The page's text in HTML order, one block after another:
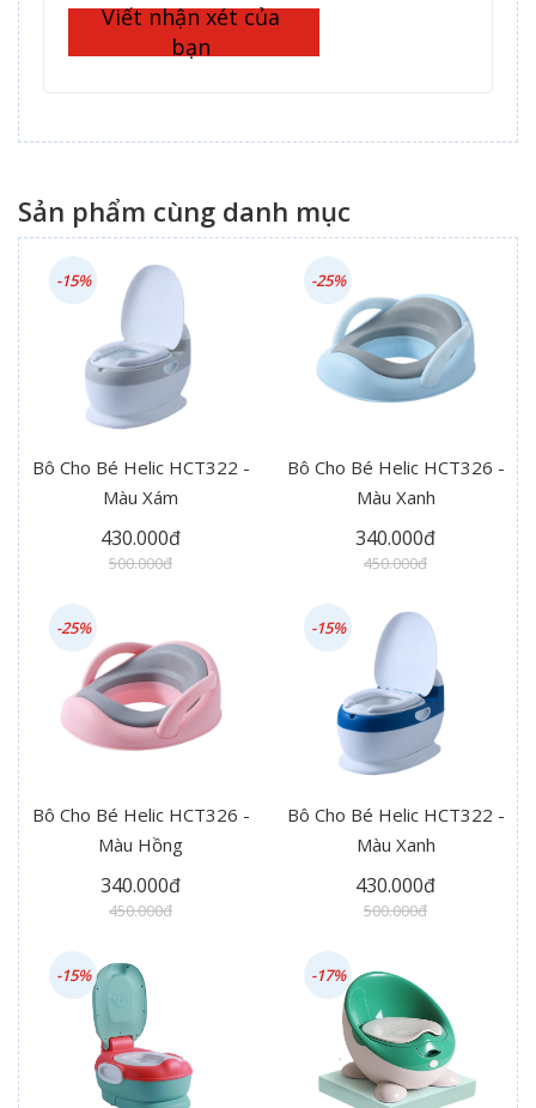
Viết nhận xét của
bạn
Sản phẩm cùng danh mục
Bô Cho Bé Helic HCT322 -
Màu Xám
430.000đ
500.000đ
-15%
Bô Cho Bé Helic HCT326 -
Màu Xanh
340.000đ
450.000đ
-25%
Bô Cho Bé Helic HCT326 -
Màu Hồng
340.000đ
450.000đ
-25%
Bô Cho Bé Helic HCT322 -
Màu Xanh
430.000đ
500.000đ
-15%
-15% -17%